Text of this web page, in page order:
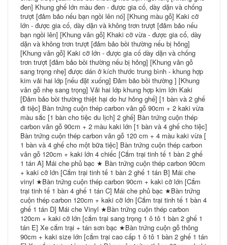
đen] Khung ghế lớn màu đen - được gia cố, dày dặn và chống
trượt [đảm bảo nếu bạn ngồi lên nó] [Khung màu gỗ] Kaki cỡ
lớn - được gia cố, dày dặn và không trơn trượt [đảm bảo nếu
bạn ngồi lên] [Khung vân gỗ] Khaki cỡ vừa - được gia cố, dày
dặn và không trơn trượt [đảm bảo bồi thường nếu bị hỏng]
[Khung vân gỗ] Kaki cỡ lớn - được gia cố dày dặn và chống
trơn trượt [đảm bảo bồi thường nếu bị hỏng] [Khung vân gỗ
sang trọng nhẹ] được dán ở kích thước trung bình - khung hợp
kim vải hai lớp [nếu đặt xuống] Đảm bảo bồi thường ] [Khung
vân gỗ nhẹ sang trọng] Vải hai lớp khung hợp kim lớn Kaki
[Đảm bảo bồi thường thiệt hại do hư hỏng ghế] [1 bàn và 2 ghế
đi tiệc] Bàn trứng cuộn thép carbon vân gỗ 90cm + 2 kaki vừa
màu sắc [1 bàn cho tiệc du lịch] 2 ghế] Bàn trứng cuộn thép
carbon vân gỗ 90cm + 2 màu kaki lớn [1 bàn và 4 ghế cho tiệc]
Bàn trứng cuộn thép carbon vân gỗ 120 cm + 4 màu kaki vừa [
1 bàn và 4 ghế cho một bữa tiệc] Bàn trứng cuộn thép carbon
vân gỗ 120cm + kaki lớn 4 chiếc [Cắm trại tinh tế 1 bàn 2 ghế
1 tán A] Mái che phủ bạc ★ Bàn trứng cuộn thép carbon 90cm
+ kaki cỡ lớn [Cắm trại tinh tế 1 bàn 2 ghế 1 tán B] Mái che
vinyl ★Bàn trứng cuộn thép carbon 90cm + kaki cỡ lớn [Cắm
trại tinh tế 1 bàn 4 ghế 1 tán C] Mái che phủ bạc ★Bàn trứng
cuộn thép carbon 120cm + kaki cỡ lớn [Cắm trại tinh tế 1 bàn 4
ghế 1 tán D] Mái che Vinyl ★Bàn trứng cuộn thép carbon
120cm + kaki cỡ lớn [cắm trại sang trọng 1 ô tô 1 bàn 2 ghế 1
tán E] Xe cắm trại + tán sơn bạc ★Bàn trứng cuộn gỗ thông
90cm + kaki size lớn [cắm trại cao cấp 1 ô tô 1 bàn 2 ghế 1 tán